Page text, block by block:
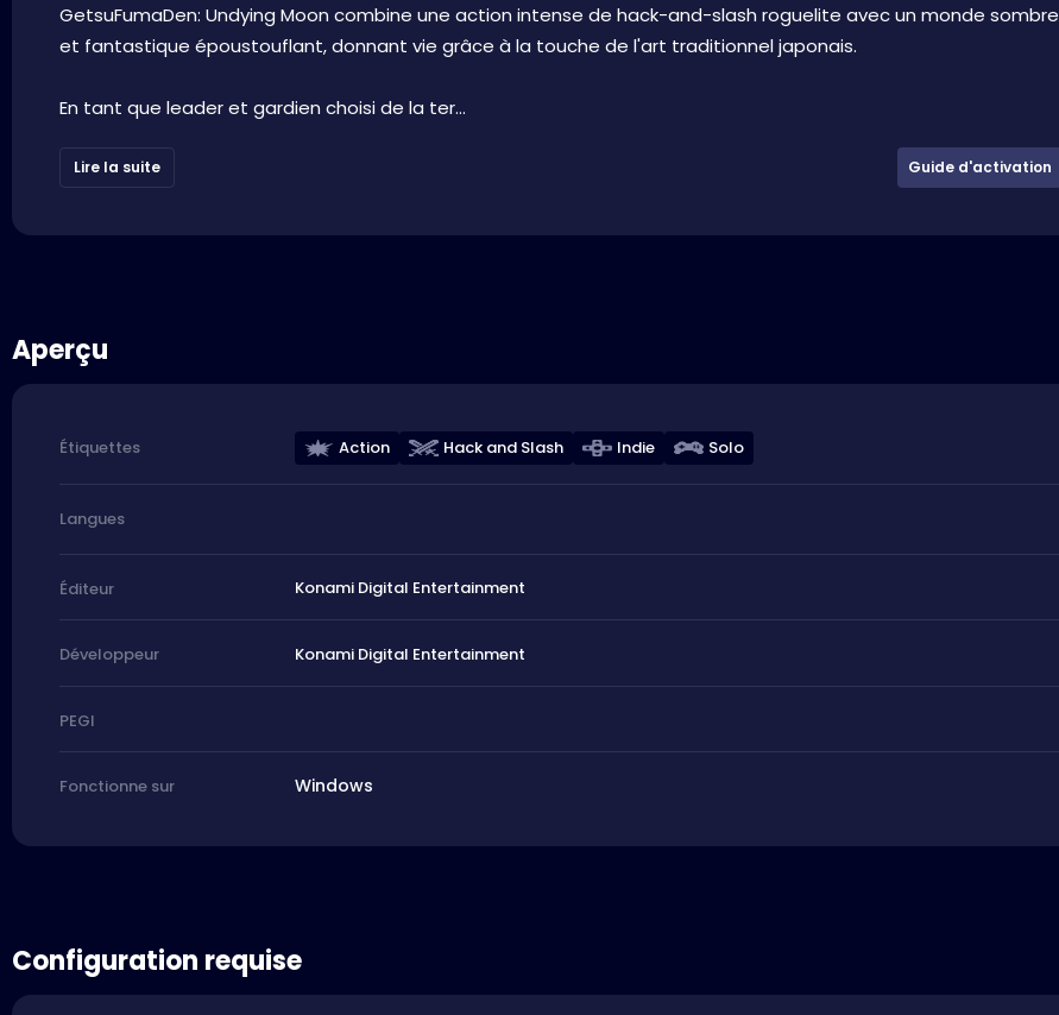
GetsuFumaDen: Undying Moon combine une action intense de hack-and-slash roguelite avec un monde sombre
et fantastique époustouflant, donnant vie grâce à la touche de l'art traditionnel japonais.
En tant que leader et gardien choisi de la ter...
Lire la suite Guide d'activation
Aperçu
Étiquettes Action Hack and Slash Indie Solo
Langues
Éditeur Konami Digital Entertainment
Développeur Konami Digital Entertainment
PEGI
Fonctionne sur Windows
Configuration requise